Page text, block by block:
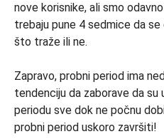
nove korisnike, ali smo
trebaju pune 4 sedmice da
što traže ili ne.
Zapravo, probni period ima
tendenciju da zaborave da
periodu sve dok ne počnu
probni period uskoro završiti!